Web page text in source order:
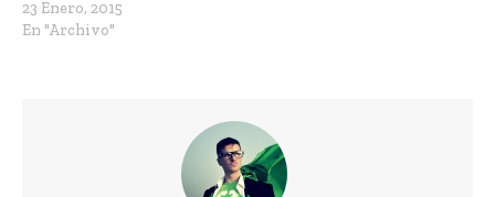
23 Enero, 2015
En "Archivo"